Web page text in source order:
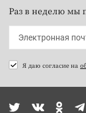
Раз в неделю мы
Я даю согласие на